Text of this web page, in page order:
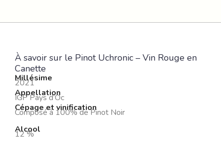
À savoir sur le Pinot Uchronic – Vin Rouge en
Canette
Millésime
2021
Appellation
IGP Pays d’Oc
Cépage et vinification
Composé à 100% de Pinot Noir
Alcool
12 %